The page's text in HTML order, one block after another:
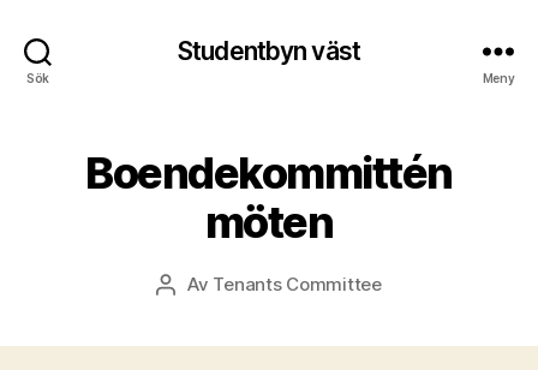
Sök
Studentbyn väst
Meny
Boendekommittén
möten
Inläggsförfattare
Av Tenants Committee